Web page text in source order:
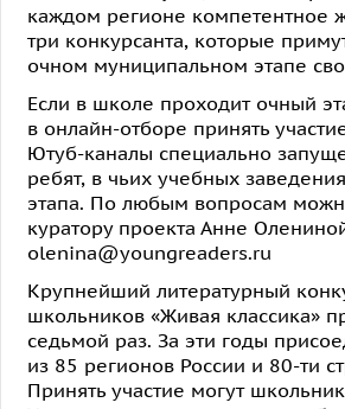
каждом регионе компетентное
три конкурсанта, которые
очном муниципальном этапе
Если в школе проходит очный
в онлайн-отборе принять
Ютуб-каналы специально
ребят, в чьих учебных
этапа. По любым вопросам
куратору проекта Анне
olenina@youngreaders.ru
Крупнейший литературный
школьников «Живая классика»
седьмой раз. За эти годы
из 85 регионов России и 80-ти
Принять участие могут